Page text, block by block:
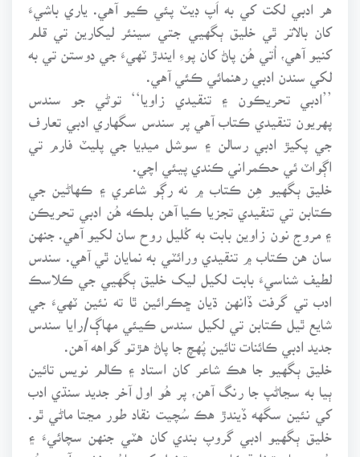
هر ادبي لکت کي به اَپ ڊيٽ پئي ڪيو آهي. ياري باشيءَ
کان بالاتر ٿي خليق ٻگهيي جتي سينئر ليکارين تي قلم
کنيو آهي، اُتي هُن پاڻ کان پوءِ ايندڙ ٽهيءَ جي دوستن تي به
لکي سندن ادبي رهنمائي ڪئي آهي.
’’ادبي تحريڪون ۽ تنقيدي زاويا‘‘ توڻي جو سندس
پهريون تنقيدي ڪتاب آهي پر سندس سگهاري ادبي تعارف
جي پکيڙ ادبي رسالن ۽ سوشل ميڊيا جي پليٽ فارم تي
اڳواٽ ئي حڪمراني ڪندي پيئي اچي.
خليق ٻگهيو هِن ڪتاب ۾ نه رڳو شاعري ۽ ڪهاڻين جي
ڪتابن تي تنقيدي تجزيا ڪيا آهن بلڪه هُن ادبي تحريڪن
۽ مروج نون زاوين بابت به کُليل روح سان لکيو آهي. جنهن
سان هن ڪتاب ۾ تنقيدي ورائٽي به نمايان ٿي آهي. سندس
لطيف شناسيءَ بابت لکيل ليک خليق ٻگهيي جي ڪلاسڪ
ادب تي گرفت ڏانهن ڌيان ڇڪرائين ٿا ته نئين ٽهيءَ جي
شايع ٿيل ڪتابن تي لکيل سندس ڪيئي مهاڳ/رايا سندس
جديد ادبي ڪائنات تائين پُهچ جا پاڻ هـڙتو گواهه آهن.
خليق ٻگهيو جا هڪ شاعر کان استاد ۽ ڪالم نويس تائين
ٻيا به سڃاڻپ جا رنگ آهن، پر هُو اول آخر جديد سنڌي ادب
کي نئين سگهه ڏيندڙ هڪ سُچيت نقاد طور مڃتا ماڻي ٿو.
خليق ٻگهيو ادبي گروپ بندي کان هٽي جنهن سچائيءَ ۽
سُرت سان تخليقڪارن جي تخيل کي مانُ بخشيو آهي، هُو